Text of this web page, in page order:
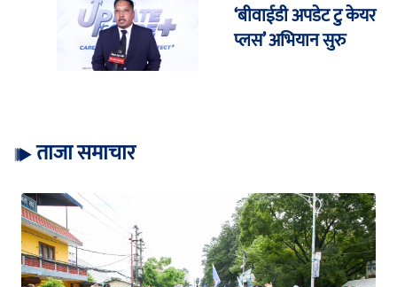
‘बीवाईडी अपडेट टु केयर
प्लस’ अभियान सुरु
ताजा समाचार